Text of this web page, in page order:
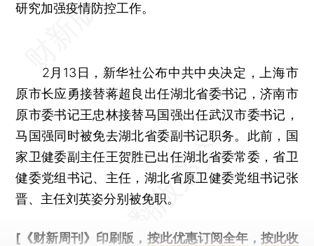
研究加强疫情防控工作。
2月13日，新华社公布中共中央决定，上海市
原市长应勇接替蒋超良出任湖北省委书记，济南市
原市委书记王忠林接替马国强出任武汉市委书记，
马国强同时被免去湖北省委副书记职务。此前，国
家卫健委副主任王贺胜已出任湖北省委常委，省卫
健委党组书记、主任，湖北省原卫健委党组书记张
晋、主任刘英姿分别被免职。
[《财新周刊》印刷版， 按此优惠订阅全年， 按此收